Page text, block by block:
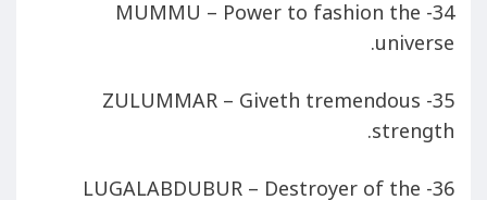
34- MUMMU – Power to fashion the
universe.
35- ZULUMMAR – Giveth tremendous
strength.
36- LUGALABDUBUR – Destroyer of the